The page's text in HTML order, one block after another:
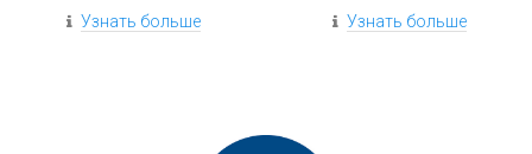
Узнать больше Узнать больше